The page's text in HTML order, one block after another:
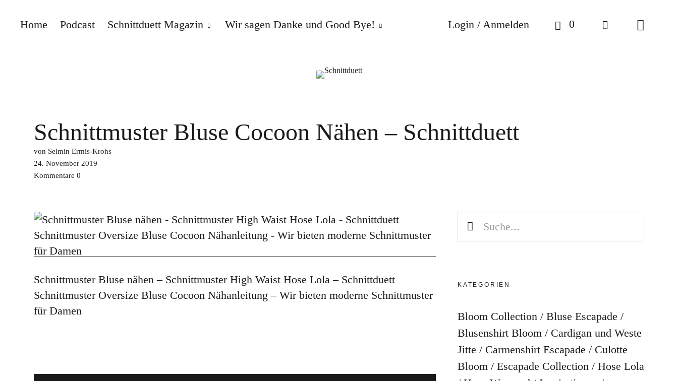
Home Podcast Schnittduett Magazin Wir sagen Danke und Good Bye! Login / Anmelden 0
Schnittmuster Bluse Cocoon Nähen – Schnittduett
von Selmin Ermis-Krohs
24. November 2019
Kommentare 0
Schnittmuster Bluse nähen – Schnittmuster High Waist Hose Lola – Schnittduett
Schnittmuster Oversize Bluse Cocoon Nähanleitung – Wir bieten moderne Schnittmuster
für Damen
KATEGORIEN
Bloom Collection
Bluse Escapade
Blusenshirt Bloom
Cardigan und Weste
Jitte
Carmenshirt Escapade
Culotte
Bloom
Escapade Collection
Hose Lola